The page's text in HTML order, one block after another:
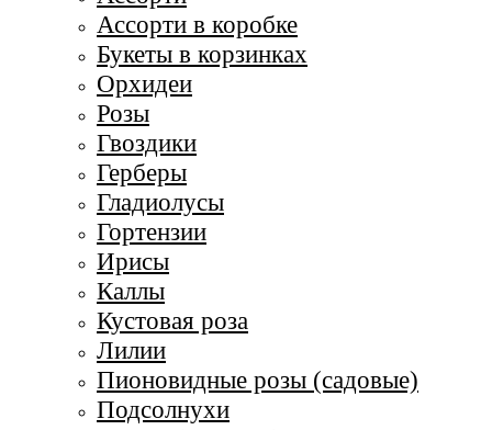
Ассорти в коробке
Букеты в корзинках
Орхидеи
Розы
Гвоздики
Герберы
Гладиолусы
Гортензии
Ирисы
Каллы
Кустовая роза
Лилии
Пионовидные розы (садовые)
Подсолнухи